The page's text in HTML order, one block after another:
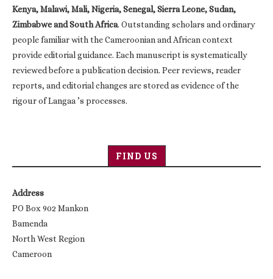
Kenya, Malawi, Mali, Nigeria, Senegal, Sierra Leone, Sudan,
Zimbabwe and South Africa. Outstanding scholars and ordinary
people familiar with the Cameroonian and African context
provide editorial guidance. Each manuscript is systematically
reviewed before a publication decision. Peer reviews, reader
reports, and editorial changes are stored as evidence of the
rigour of Langaa ’s processes.
FIND US
Address
PO Box 902 Mankon
Bamenda
North West Region
Cameroon